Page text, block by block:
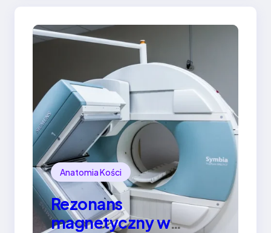
Anatomia Kości
Rezonans
magnetyczny w